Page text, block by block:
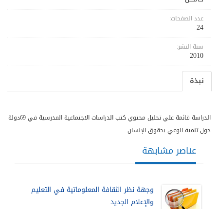
عدد الصفحات:
24
سنة النشر:
2010
نبذة
الدراسة قائمة علي تحليل محتوي كتب الدراسات الاجتماعية المدرسية في 69دولة
حول تنمية الوعي بحقوق الإنسان
عناصر مشابهة
وجهة نظر الثقافة المعلوماتية في التعليم
والإعلام الجديد